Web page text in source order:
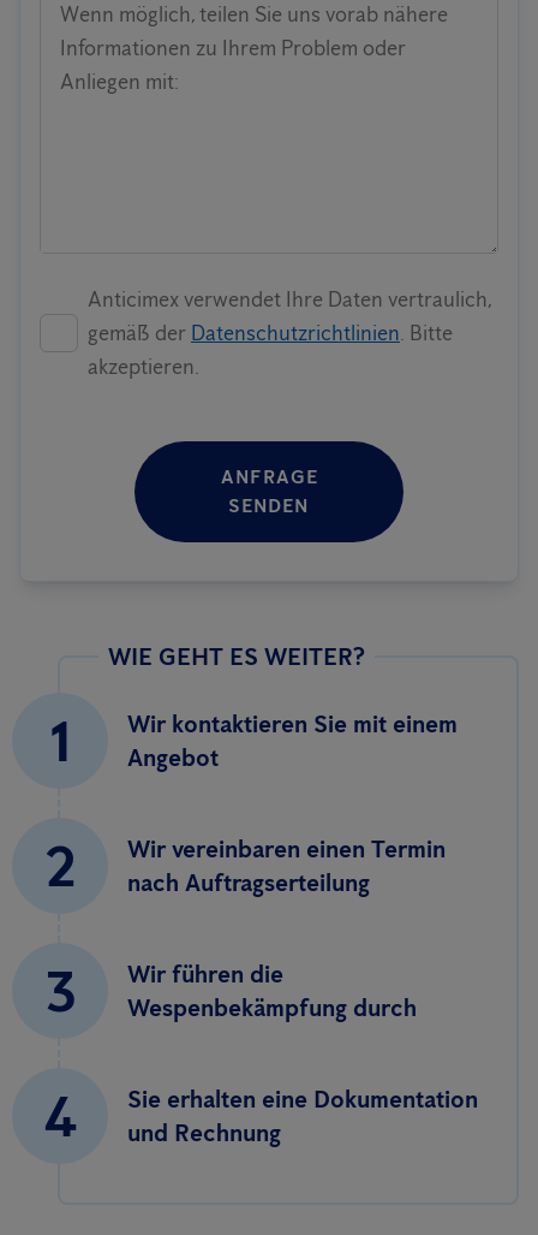
Wenn möglich, teilen Sie uns vorab nähere
Informationen zu Ihrem Problem oder
Anliegen mit:
Anticimex verwendet Ihre Daten vertraulich,
gemäß der Datenschutzrichtlinien. Bitte
akzeptieren.
ANFRAGE
SENDEN
WIE GEHT ES WEITER?
1
Wir kontaktieren Sie mit einem
Angebot
2
Wir vereinbaren einen Termin
nach Auftragserteilung
3
Wir führen die
Wespenbekämpfung durch
4
Sie erhalten eine Dokumentation
und Rechnung